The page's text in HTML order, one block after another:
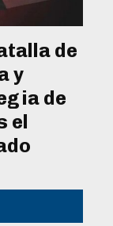
de
y
de
el